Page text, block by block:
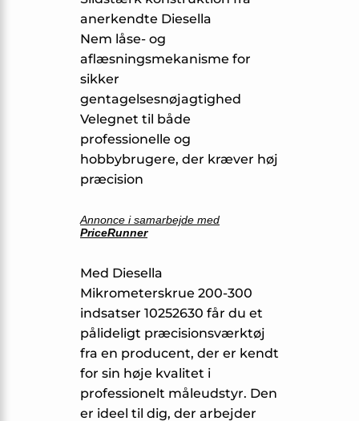
anerkendte Diesella
Nem låse- og
aflæsningsmekanisme for
sikker
gentagelsesnøjagtighed
Velegnet til både
professionelle og
hobbybrugere, der kræver høj
præcision
Annonce i samarbejde med
PriceRunner
Med Diesella
Mikrometerskrue 200-300
indsatser 10252630 får du et
pålideligt præcisionsværktøj
fra en producent, der er kendt
for sin høje kvalitet i
professionelt måleudstyr. Den
er ideel til dig, der arbejder